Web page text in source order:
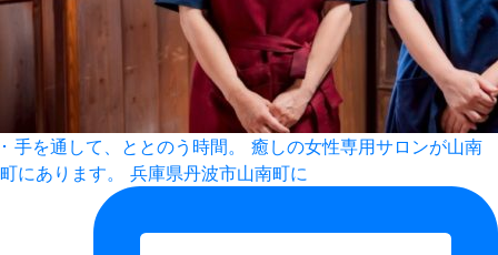
･ 手を通して、ととのう時間。 癒しの女性専用サロンが山南
町にあります。 兵庫県丹波市山南町に